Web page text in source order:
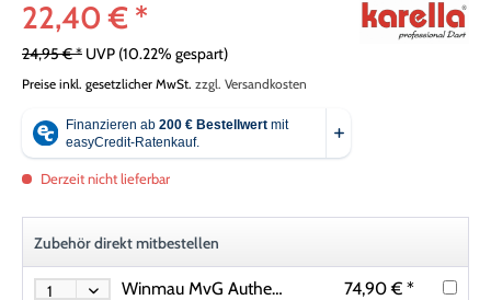
22,40 € *
24,95 € * UVP (10.22% gespart)
Preise inkl. gesetzlicher MwSt. zzgl. Versandkosten
Derzeit nicht lieferbar
Zubehör direkt mitbestellen
Winmau MvG Authentic Steeldart 1443 22 g, 23 g, 24 g oder 26 g
74,90 € *